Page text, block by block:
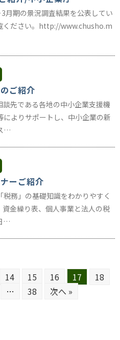
月期の景況調査結果を公表してい
ください。http://www.chusho.m
ご紹介
先である各地の中小企業支援機
よりサポートし、中小企業の新
…
ーご紹介
務」の基礎知識をわかりやすく
金繰り表、個人事業と法人の税
…
14 15 16 17
18
… 38 次へ »